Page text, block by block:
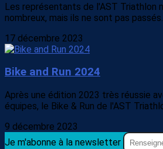
Les représentants de l'AST Triathlon
nombreux, mais ils ne sont pas passés...
17 décembre 2023
Bike and Run 2024
Après une édition 2023 très réussie
équipes, le Bike & Run de l'AST
9 décembre 2023
Je m'abonne à la newsletter